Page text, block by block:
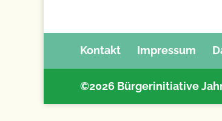
Kontakt Impressum
©2026 Bürgerinitiative